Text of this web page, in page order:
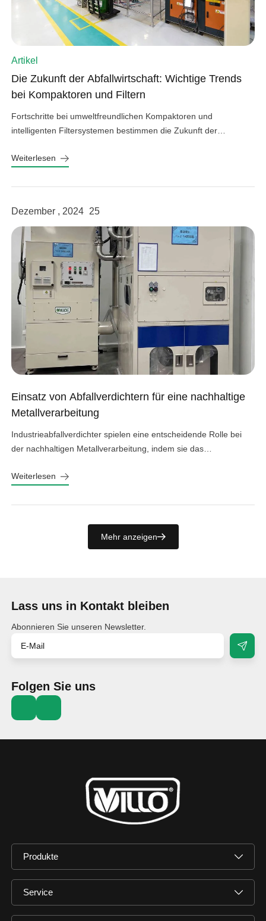
linkedin
Artikel
Die Zukunft der Abfallwirtschaft: Wichtige Trends
bei Kompaktoren und Filtern
Fortschritte bei umweltfreundlichen Kompaktoren und
intelligenten Filtersystemen bestimmen die Zukunft der
Weiterlesen
Dezember , 2024 25
Einsatz von Abfallverdichtern für eine nachhaltige
Metallverarbeitung
Industrieabfallverdichter spielen eine entscheidende Rolle bei
der nachhaltigen Metallverarbeitung, indem sie das
die Umweltbelastung minimieren.
Weiterlesen
Mehr anzeigen
Lass uns in Kontakt bleiben
Abonnieren Sie unseren Newsletter.
Folgen Sie uns
Produkte
Service